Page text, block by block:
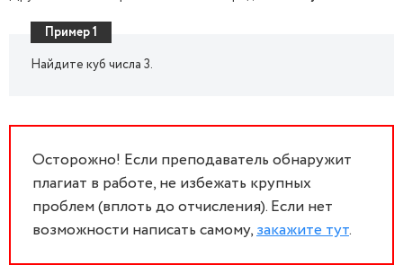
Пример 1
Найдите куб числа 3.
Осторожно! Если преподаватель обнаружит
плагиат в работе, не избежать крупных
проблем (вплоть до отчисления). Если нет
возможности написать самому,закажите тут.